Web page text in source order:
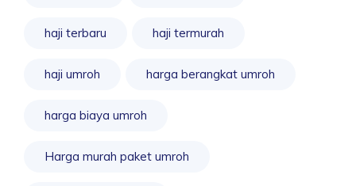
haji terbaru haji termurah
haji umroh harga berangkat umroh
harga biaya umroh
Harga murah paket umroh